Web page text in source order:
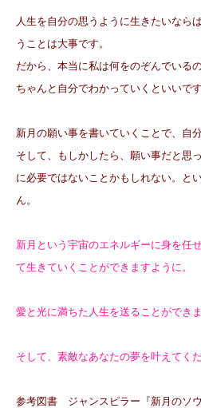
人生を自分の思うように生きたいなら
うことは大事です。
だから、本当に私は何をのぞんでいる
ちゃんと自分でわかっていくといいです
新月の願い事を書いていくことで、自
そして、もしかしたら、願い事だと思
に必要ではないことかもしれない。と
ん。
新月という宇宙のエネルギーに身を任
て生きていくことができますように。
愛と光に満ちた人生を送ることができま
そして、素敵なあなたの夢を叶えてく
参考図書 ジャンスピラー『新月のソ